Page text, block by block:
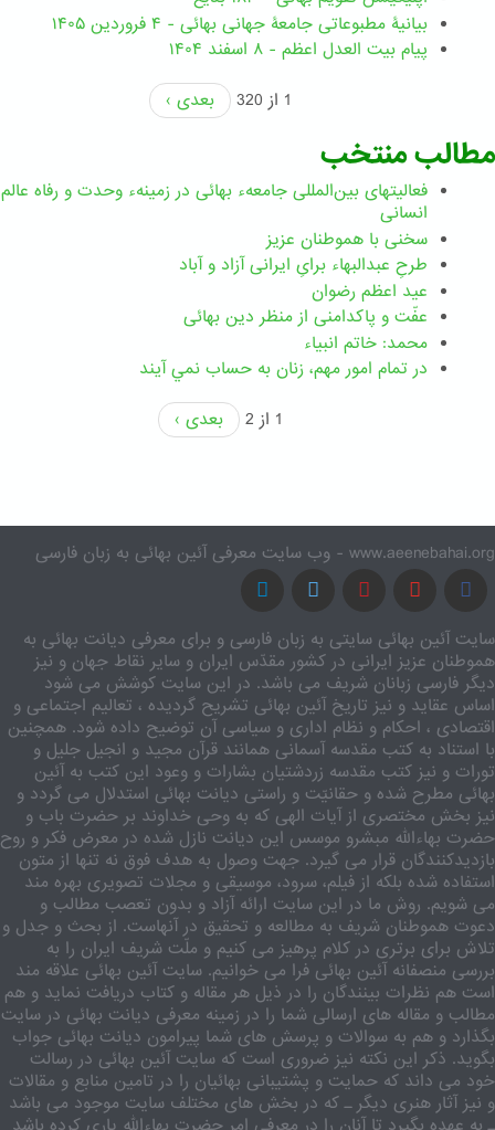
بیانیۀ مطبوعاتی جامعۀ جهانی بهائی - ۴ فروردین ۱۴۰۵
پیام بیت العدل اعظم - ۸ اسفند ۱۴۰۴
1 از 320
بعدی ›
مطالب منتخب
فعالیتهای بین‌المللی جامعهء بهائی در زمینهء وحدت و رفاه عالم
انسانی
سخنی با هموطنان عزیز
طرحِ عبدالبهاء برایِ ایرانی آزاد و آباد
عید اعظم رضوان
عفّت و پاکدامنی از منظر دین بهائی
محمد: خاتم انبیاء
در تمام امور مهم،‌ زنان به حساب نمي آيند
1 از 2
بعدی ›
www.aeenebahai.org - وب سایت معرفی آئین بهائی به زبان فارسی
سایت آئین بهائی سایتی به زبان فارسی و برای معرفی دیانت بهائی به
هموطنان عزیز ایرانی در کشور مقدّس ایران و سایر نقاط جهان و نیز
دیگر فارسی زبانان شریف می باشد. در این سایت کوشش می شود
اساس عقاید و نیز تاریخ آئین بهائی تشریح گردیده ، تعالیم اجتماعی و
اقتصادی ، احکام و نظام اداری و سیاسی آن توضیح داده شود. همچنین
با استناد به کتب مقدسه آسمانی همانند قرآن مجید و انجیل جلیل و
تورات و نیز کتب مقدسه زردشتیان بشارات و وعود این کتب به آئین
بهائی مطرح شده و حقانیّت و راستی دیانت بهائی استدلال می گردد و
نیز بخش مختصری از آیات الهی که به وحی خداوند بر حضرت باب و
حضرت بهاءالله مبشرو موسس این دیانت نازل شده در معرض فکر و روح
بازدیدکنندگان قرار می گیرد. جهت وصول به هدف فوق نه تنها از متون
استفاده شده بلکه از فیلم، سرود، موسیقی و مجلات تصویری بهره مند
می شویم. روش ما در این سایت ارائه آزاد و بدون تعصب مطالب و
دعوت هموطنان شریف به مطالعه و تحقیق در آنهاست. از بحث و جدل و
تلاش برای برتری در کلام پرهیز می کنیم و ملّت شریف ایران را به
بررسی منصفانه آئین بهائی فرا می خوانیم. سایت آئین بهائی علاقه مند
است هم نظرات بینندگان را در ذیل هر مقاله و کتاب دریافت نماید و هم
مطالب و مقاله های ارسالی شما را در زمینه معرفی دیانت بهائی در سایت
بگذارد و هم به سوالات و پرسش های شما پیرامون دیانت بهائی جواب
بگوید. ذکر این نکته نیز ضروری است که سایت آئین بهائی در رسالت
خود می داند که حمایت و پشتیبانی بهائیان را در تامین منابع و مقالات
و نیز آثار هنری دیگر ـ که در بخش های مختلف سایت موجود می باشد